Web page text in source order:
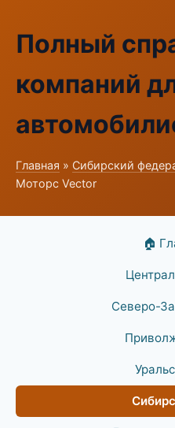
Полный
компаний
Главная » Сибирский
Моторс Vector
🏠
Северо-